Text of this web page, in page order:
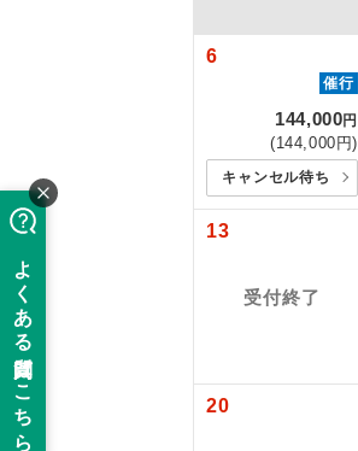
6
催行
144,000円
(144,000円)
キャンセル待ち
13
受付終了
20